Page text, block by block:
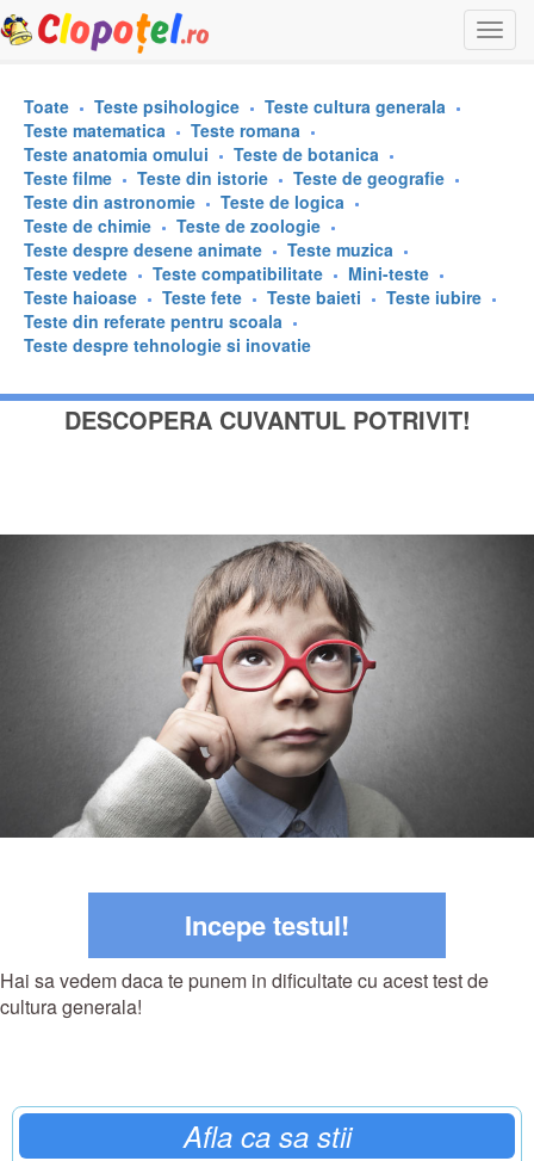
Toate Teste psihologice
Teste cultura generala
Teste matematica
Teste romana
Teste anatomia omului
Teste de botanica
Teste filme
Teste din istorie
Teste de geografie
Teste din astronomie
Teste de logica
Teste de chimie
Teste de zoologie
Teste despre desene animate
Teste muzica
Teste vedete
Teste compatibilitate
Mini-teste
Teste haioase
Teste fete Teste baieti
Teste iubire
Teste din referate pentru scoala
Teste despre tehnologie si inovatie
DESCOPERA CUVANTUL POTRIVIT!
Incepe testul!
Hai sa vedem daca te punem in dificultate cu acest test de
cultura generala!
Afla ca sa stii